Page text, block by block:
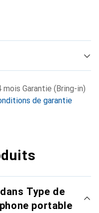
mois Garantie (Bring-in)
de garantie
Type de
portable